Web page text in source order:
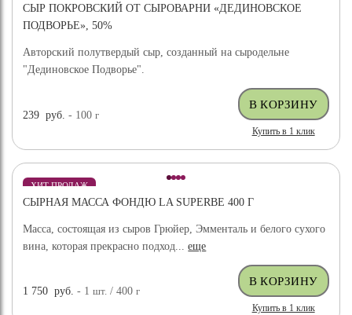
СЫР ПОКРОВСКИЙ ОТ СЫРОВАРНИ «ДЕДИНОВСКОЕ
ПОДВОРЬЕ», 50%
Авторский полутвердый сыр, созданный на сыродельне
"Дединовское Подворье".
239 руб. - 100г
Купить в 1 клик
ХИТ ПРОДАЖ
СЫРНАЯ МАССА ФОНДЮ LA SUPERBE 400 Г
Масса, состоящая из сыров Грюйер, Эмменталь и белого сухого
вина, которая прекрасно подход...еще
1 750 руб. - 1шт. / 400г
Купить в 1 клик